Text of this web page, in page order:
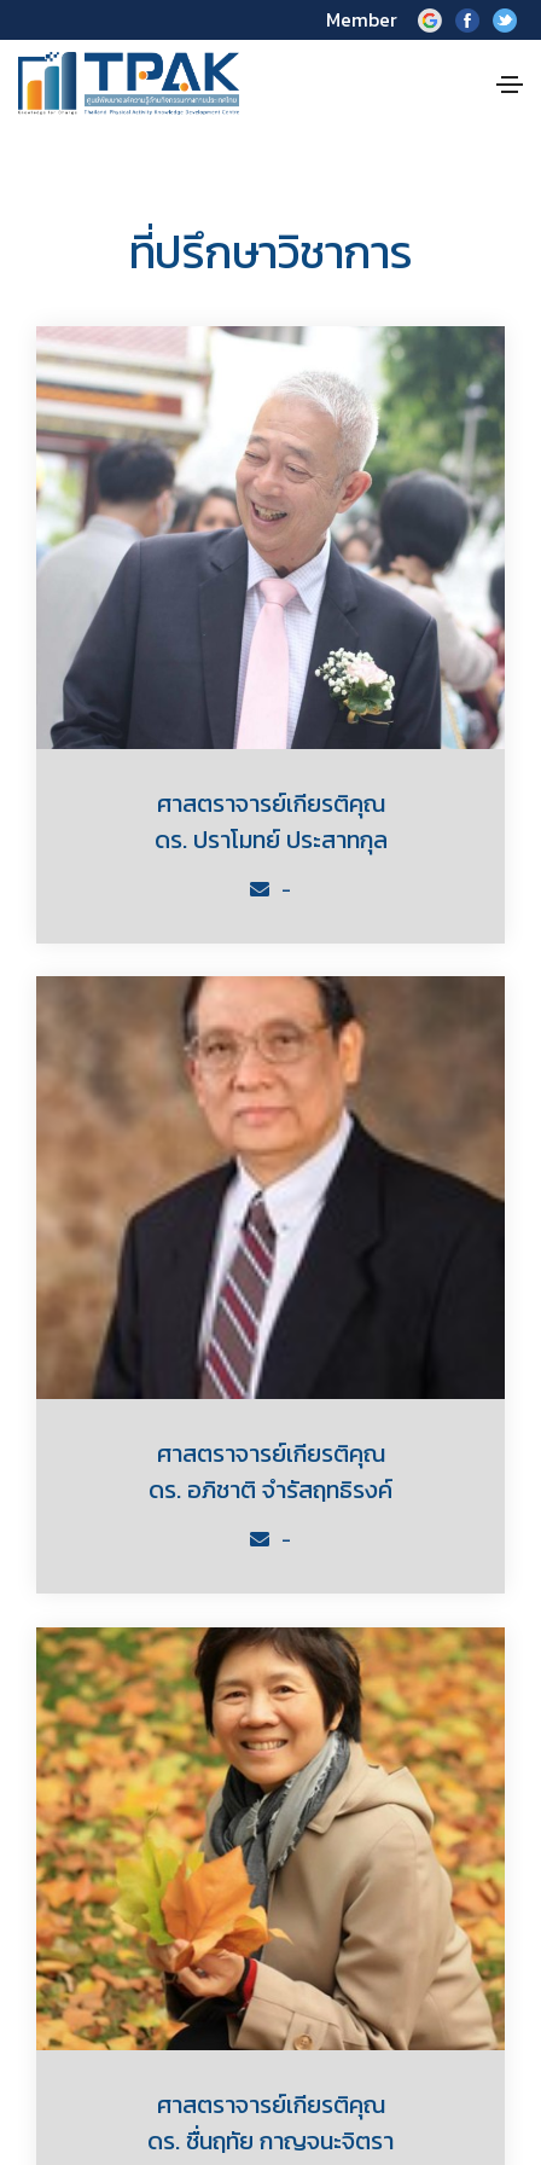
Member
ที่ปรึกษาวิชาการ
ศาสตราจารย์เกียรติคุณ
ดร. ปราโมทย์ ประสาทกุล
-
ศาสตราจารย์เกียรติคุณ
ดร. อภิชาติ จำรัสฤทธิรงค์
-
ศาสตราจารย์เกียรติคุณ
ดร. ชื่นฤทัย กาญจนะจิตรา